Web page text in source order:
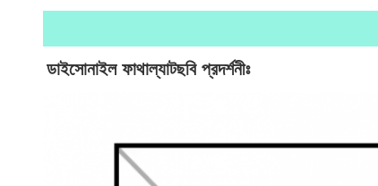
ডাইসোনাইল ফাথাল্যাটছবি প্রদর্শনীঃ